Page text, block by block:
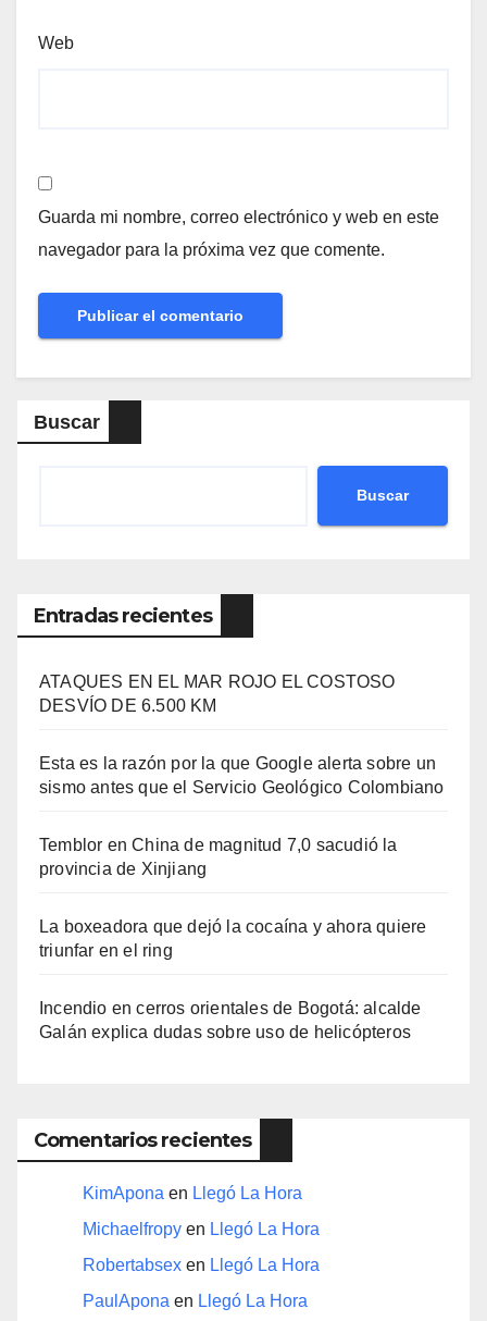
Web
Guarda mi nombre, correo electrónico y web en este
navegador para la próxima vez que comente.
Buscar
Buscar
Entradas recientes
ATAQUES EN EL MAR ROJO EL COSTOSO
DESVÍO DE 6.500 KM
Esta es la razón por la que Google alerta sobre un
sismo antes que el Servicio Geológico Colombiano
Temblor en China de magnitud 7,0 sacudió la
provincia de Xinjiang
La boxeadora que dejó la cocaína y ahora quiere
triunfar en el ring​
Incendio en cerros orientales de Bogotá: alcalde
Galán explica dudas sobre uso de helicópteros
Comentarios recientes
KimApona en Llegó La Hora
Michaelfropy en Llegó La Hora
Robertabsex en Llegó La Hora
PaulApona en Llegó La Hora